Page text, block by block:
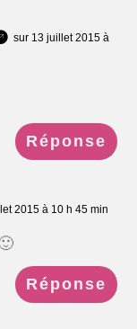
sur 13 juillet 2015 à
Réponse
2015 à 10 h 45 min
Réponse